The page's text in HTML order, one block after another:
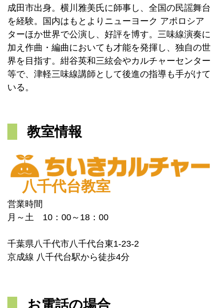
成田市出身。横川雅美氏に師事し、全国の民謡舞台
を経験。国内はもとよりニューヨーク アポロシア
ターほか世界で公演し、好評を博す。三味線演奏に
加え作曲・編曲においても才能を発揮し、独自の世
界を目指す。紺谷英和三絃会やカルチャーセンター
等で、津軽三味線講師として後進の指導も手がけて
いる。
教室情報
八千代台教室
営業時間
月～土 10：00～18：00
千葉県八千代市八千代台東1-23-2
京成線 八千代台駅から徒歩4分
お電話の場合